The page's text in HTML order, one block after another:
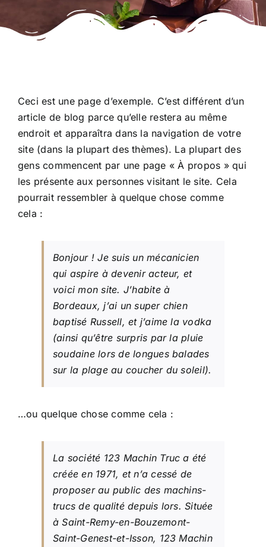
Ceci est une page d’exemple. C’est différent d’un
article de blog parce qu’elle restera au même
endroit et apparaîtra dans la navigation de votre
site (dans la plupart des thèmes). La plupart des
gens commencent par une page « À propos » qui
les présente aux personnes visitant le site. Cela
pourrait ressembler à quelque chose comme
cela :
Bonjour ! Je suis un mécanicien
qui aspire à devenir acteur, et
voici mon site. J’habite à
Bordeaux, j’ai un super chien
baptisé Russell, et j’aime la vodka
(ainsi qu’être surpris par la pluie
soudaine lors de longues balades
sur la plage au coucher du soleil).
…ou quelque chose comme cela :
La société 123 Machin Truc a été
créée en 1971, et n’a cessé de
proposer au public des machins-
trucs de qualité depuis lors. Située
à Saint-Remy-en-Bouzemont-
Saint-Genest-et-Isson, 123 Machin